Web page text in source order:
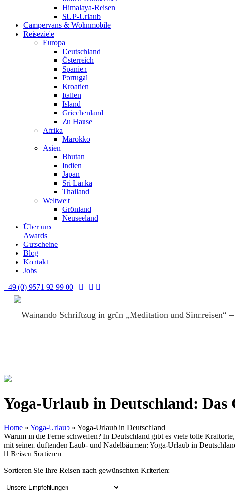
Himalaya-Reisen
SUP-Urlaub
Campervans & Wohnmobile
Reiseziele
Europa
Deutschland
Österreich
Spanien
Portugal
Kroatien
Italien
Island
Griechenland
Zu Hause
Afrika
Marokko
Asien
Bhutan
Indien
Japan
Sri Lanka
Thailand
Weltweit
Grönland
Neuseeland
Über uns
Awards
Gutscheine
Blog
Kontakt
Jobs
+49 (0) 9571 92 99 00 | |
Yoga-Urlaub in Deutschland: Das
Home » Yoga-Urlaub » Yoga-Urlaub in Deutschland
Warum in die Ferne schweifen? In Deutschland gibt es viele tolle
mit seinen duftenden Laub- und Nadelbäumen: Yoga-Urlaub in
Reisen Sortieren
Sortieren Sie Ihre Reisen nach gewünschten Kriterien: